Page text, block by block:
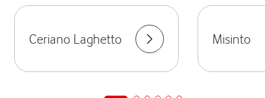
Ceriano Laghetto Misinto